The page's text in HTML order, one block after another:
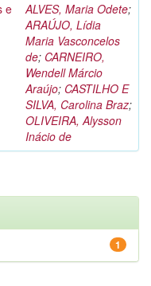
e
ALVES, Maria Odete;
ARAÚJO, Lídia
Maria Vasconcelos
de; CARNEIRO,
Wendell Márcio
Araújo; CASTILHO E
SILVA, Carolina Braz;
OLIVEIRA, Alysson
Inácio de
1